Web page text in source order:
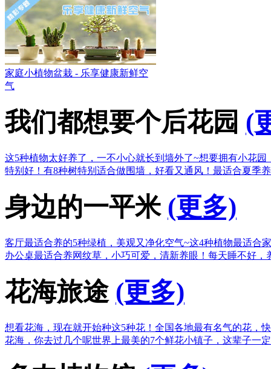
家庭小植物盆栽 - 乐享健康新鲜空
气
我们都想要个后花园 (
这5种植物太好养了，一不小心就长到墙外了~想要拥有小花园
特别好！ 有8种树特别适合做围墙，好看又通风！ 最适合夏季
身边的一平米 (更多)
客厅最适合养的5种绿植，美观又净化空气~这4种植物最适合
办公桌最适合养网纹草，小巧可爱，清新养眼！ 每天睡不好，
花海旅途 (更多)
想看花海，现在就开始种这5种花！ 全国各地最有名气的花，
花海，你去过几个呢世界上最美的7个鲜花小镇子，这辈子一